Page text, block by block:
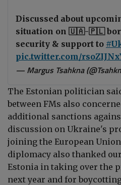
Discussed about
situation on 🇺🇦-🇵🇱
security & support to
pic.twitter.com/
— Margus Tsahkna
The Estonian politician
between FMs also
additional sanctions
discussion on Ukraine's
joining the European
diplomacy also thanked
Estonia in taking over the
next year and for